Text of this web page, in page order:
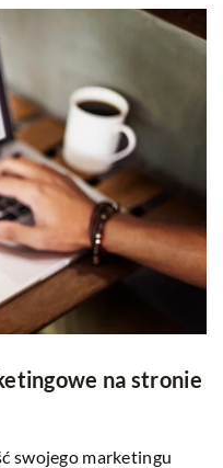
na stronie
swojego marketingu